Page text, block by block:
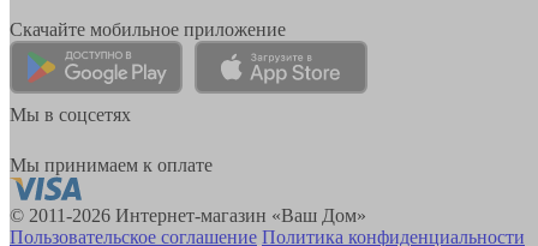
Скачайте мобильное приложение
Мы в соцсетях
Мы принимаем к оплате
© 2011-2026 Интернет-магазин «Ваш Дом»
Пользовательское соглашение Политика конфиденциальности